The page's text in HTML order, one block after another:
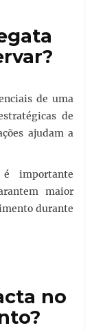
de uma
de
ajudam a
importante
maior
durante
no